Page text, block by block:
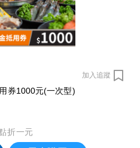
加入追蹤
券1000元(一次型)
折一元